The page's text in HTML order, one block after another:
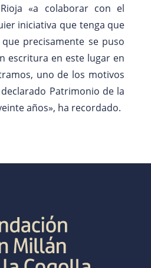
«a colaborar con el
iniciativa que tenga que
precisamente se puso
escritura en este lugar en
uno de los motivos
Patrimonio de la
años», ha recordado.